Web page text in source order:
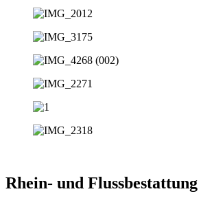
Rhein- und Flussbestattung